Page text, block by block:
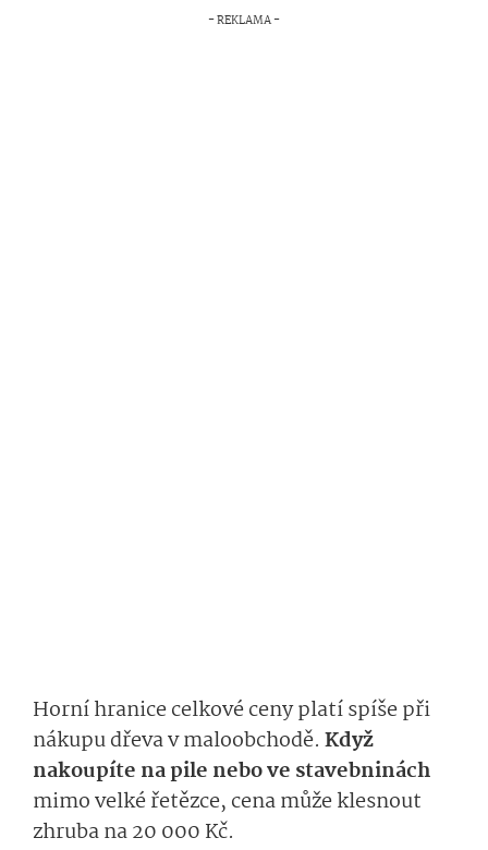
Horní hranice celkové ceny platí spíše při
nákupu dřeva v maloobchodě. Když
nakoupíte na pile nebo ve stavebninách
mimo velké řetězce, cena může klesnout
zhruba na 20 000 Kč.